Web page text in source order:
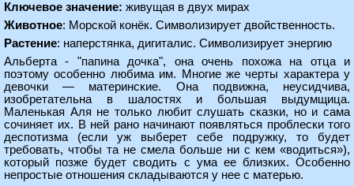
Ключевое значение: живущая в двух мирах
Животное: Морской конёк. Символизирует двойственность.
Растение: наперстянка, дигиталис. Символизирует энергию
Альберта - "папина дочка", она очень похожа на отца и
поэтому особенно любима им. Многие же черты характера у
девочки — материнские. Она подвижна, неусидчива,
изобретательна в шалостях и большая выдумщица.
Маленькая Аля не только любит слушать сказки, но и сама
сочиняет их. В ней рано начинают появляться проблески того
деспотизма (если уж выберет себе подружку, то будет
требовать, чтобы та не смела больше ни с кем «водиться»),
который позже будет сводить с ума ее близких. Особенно
непростые отношения складываются у нее с матерью.